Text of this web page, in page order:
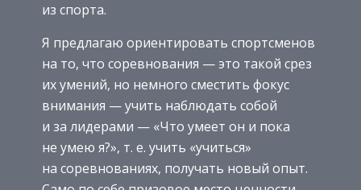
из спорта.
Я предлагаю ориентировать спортсменов
на то, что соревнования — это такой срез
их умений, но немного сместить фокус
внимания — учить наблюдать собой
и за лидерами — «Что умеет он и пока
не умею я?», т. е. учить «учиться»
на соревнованиях, получать новый опыт.